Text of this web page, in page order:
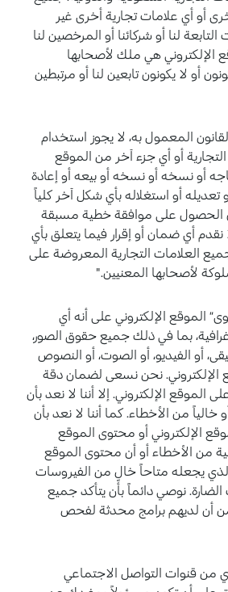
أو أي علامات تجارية أخرى غير
لنا أو شركائنا أو المرخصين لنا
هي ملك لأصحابها
أو لا يكونون تابعين لنا أو مرتبطين
المعمول به، لا يجوز استخدام
أو أي جزء آخر من الموقع
أو نسخه أو نسخه أو بيعه أو إعادة
أو استغلاله بأي شكل آخر كلياً
الحصول على موافقة خطية مسبقة
أي ضمان أو إقرار فيما يتعلق بأي
العلامات التجارية المعروضة على
لأصحابها المعنيين."
الإلكتروني على أنه أي
بما في ذلك جميع حقوق الصور،
أو الفيديو، أو الصوت، أو النصوص
نحن نسعى لضمان دقة
الإلكتروني. إلا أننا لا نعد بأن
من الأخطاء. كما أننا لا نعد بأن
الإلكتروني أو محتوى الموقع
من الأخطاء أو أن محتوى الموقع
يجعله متاحاً خالٍ من الفيروسات
نوصي دائماً بأن يتأكد جميع
أن لديهم برامج محدثة لفحص
قنوات التواصل الاجتماعي